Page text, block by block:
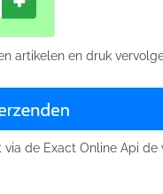
artikelen en druk
de Exact Online Api